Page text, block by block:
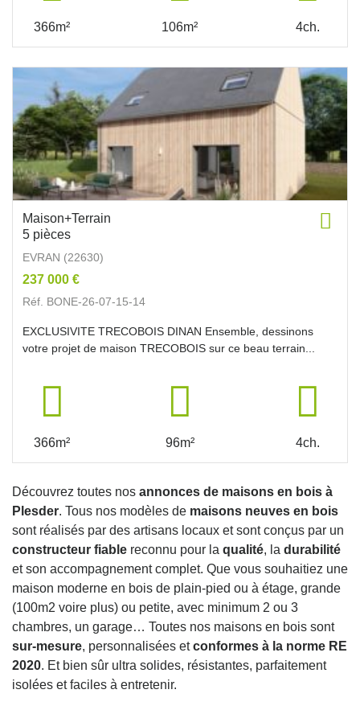
366m² 106m² 4ch.
Maison+Terrain
5 pièces
EVRAN (22630)
237 000 €
Réf. BONE-26-07-15-14
EXCLUSIVITE TRECOBOIS DINAN Ensemble, dessinons
votre projet de maison TRECOBOIS sur ce beau terrain...
366m² 96m² 4ch.
Découvrez toutes nos annonces de maisons en bois à
Plesder. Tous nos modèles de maisons neuves en bois
sont réalisés par des artisans locaux et sont conçus par un
constructeur fiable reconnu pour la qualité, la durabilité
et son accompagnement complet. Que vous souhaitiez une
maison moderne en bois de plain-pied ou à étage, grande
(100m2 voire plus) ou petite, avec minimum 2 ou 3
chambres, un garage… Toutes nos maisons en bois sont
sur-mesure, personnalisées etconformes à la norme RE
2020. Et bien sûr ultra solides, résistantes, parfaitement
isolées et faciles à entretenir.